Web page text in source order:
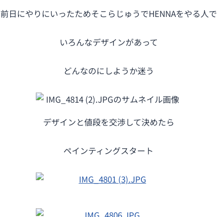
日にやりにいったためそこらじゅうでHENNAをやる人
いろんなデザインがあって
どんなのにしようか迷う
デザインと値段を交渉して決めたら
ペインティングスタート